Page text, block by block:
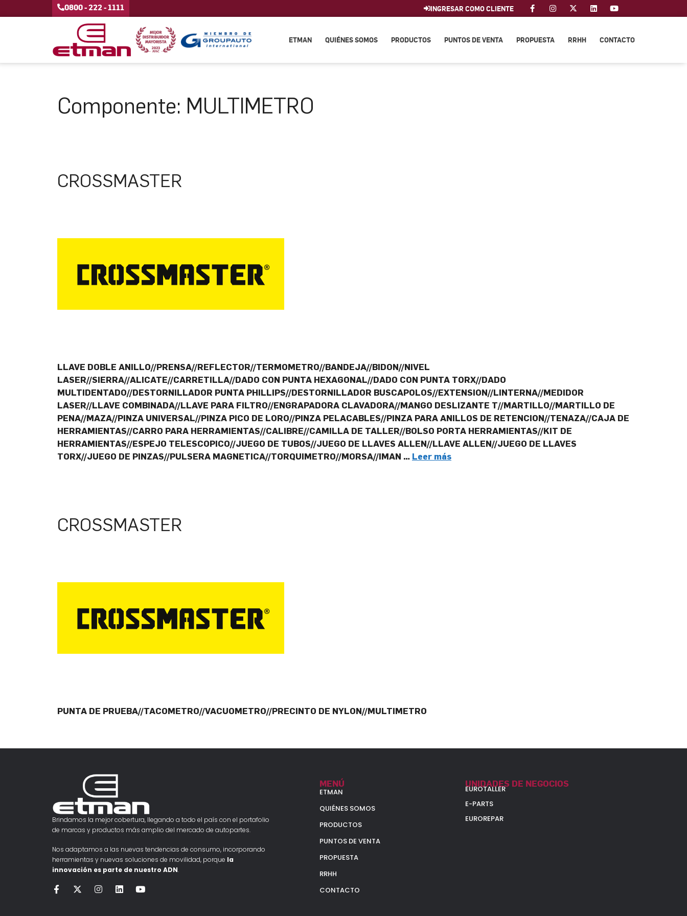
0800 - 222 - 1111 INGRESAR COMO CLIENTE
ETMAN QUIÉNES SOMOS PRODUCTOS PUNTOS DE VENTA PROPUESTA RRHH CONTACTO
Componente: MULTIMETRO
CROSSMASTER
LLAVE DOBLE ANILLO//PRENSA//REFLECTOR//TERMOMETRO//BANDEJA//BIDON//NIVEL
LASER//SIERRA//ALICATE//CARRETILLA//DADO CON PUNTA HEXAGONAL//DADO CON PUNTA TORX//DADO
MULTIDENTADO//DESTORNILLADOR PUNTA PHILLIPS//DESTORNILLADOR BUSCAPOLOS//EXTENSION//LINTERNA//MEDIDOR
LASER//LLAVE COMBINADA//LLAVE PARA FILTRO//ENGRAPADORA CLAVADORA//MANGO DESLIZANTE T//MARTILLO//MARTILLO DE
PENA//MAZA//PINZA UNIVERSAL//PINZA PICO DE LORO//PINZA PELACABLES//PINZA PARA ANILLOS DE RETENCION//TENAZA//CAJA DE
HERRAMIENTAS//CARRO PARA HERRAMIENTAS//CALIBRE//CAMILLA DE TALLER//BOLSO PORTA HERRAMIENTAS//KIT DE
HERRAMIENTAS//ESPEJO TELESCOPICO//JUEGO DE TUBOS//JUEGO DE LLAVES ALLEN//LLAVE ALLEN//JUEGO DE LLAVES
TORX//JUEGO DE PINZAS//PULSERA MAGNETICA//TORQUIMETRO//MORSA//IMAN … Leer más
CROSSMASTER
PUNTA DE PRUEBA//TACOMETRO//VACUOMETRO//PRECINTO DE NYLON//MULTIMETRO
Brindamos la mejor cobertura, llegando a todo el país con el portafolio
de marcas y productos más amplio del mercado de autopartes.
Nos adaptamos a las nuevas tendencias de consumo, incorporando
herramientas y nuevas soluciones de movilidad, porque la
innovación es parte de nuestro ADN.
MENÚ
ETMAN
QUIÉNES SOMOS
PRODUCTOS
PUNTOS DE VENTA
PROPUESTA
RRHH
CONTACTO
UNIDADES DE NEGOCIOS
EUROTALLER
E-PARTS
EUROREPAR